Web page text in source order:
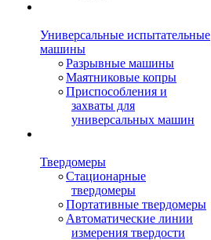
Универсальные испытательные
машины
Разрывные машины
Маятниковые копры
Приспособления и
захваты для
универсальных машин
Твердомеры
Стационарные
твердомеры
Портативные твердомеры
Автоматические линии
измерения твердости